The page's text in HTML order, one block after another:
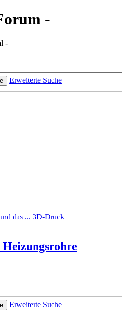
-
-
Erweiterte Suche
das ... 3D-Druck
Erweiterte Suche